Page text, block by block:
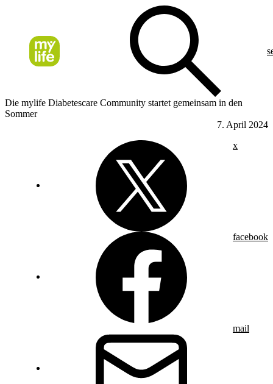
Die mylife Diabetescare Community startet gemeinsam in den
Sommer
7. April 2024
x
facebook
mail